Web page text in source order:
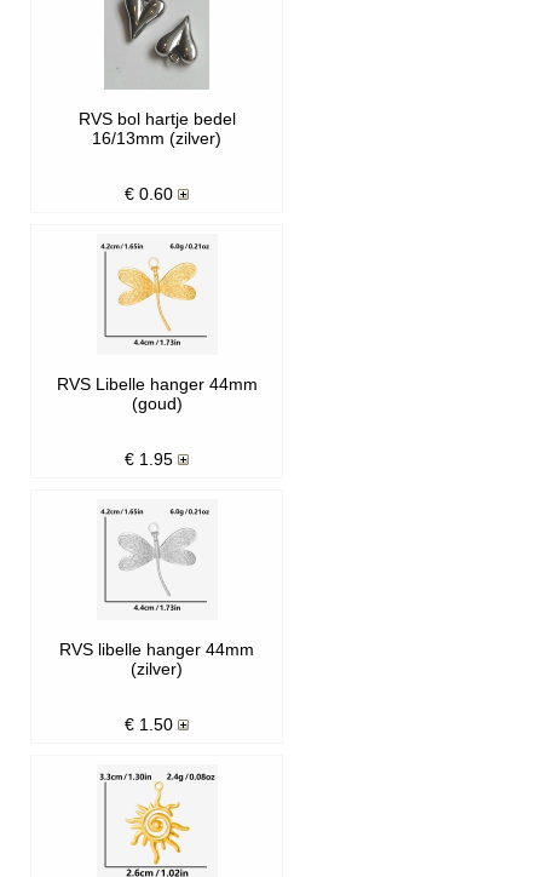
RVS bol hartje bedel
16/13mm (zilver)
€ 0.60
RVS Libelle hanger 44mm
(goud)
€ 1.95
RVS libelle hanger 44mm
(zilver)
€ 1.50